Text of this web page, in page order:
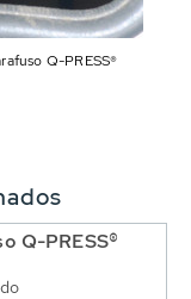
Q-PRESS®
Q-PRESS®